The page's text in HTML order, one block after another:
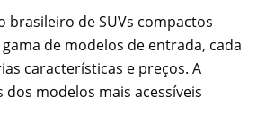
brasileiro de SUVs compactos
de modelos de entrada, cada
características e preços. A
dos modelos mais acessíveis